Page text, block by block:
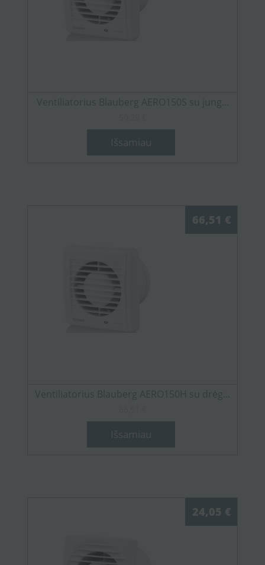
Ventiliatorius Blauberg AERO150S su jung...
Išsamiau
66,51 €
Ventiliatorius Blauberg AERO150H su drėg...
Išsamiau
24,05 €